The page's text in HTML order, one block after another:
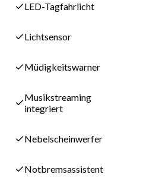
LED-Tagfahrlicht
Lichtsensor
Müdigkeitswarner
Musikstreaming
integriert
Nebelscheinwerfer
Notbremsassistent